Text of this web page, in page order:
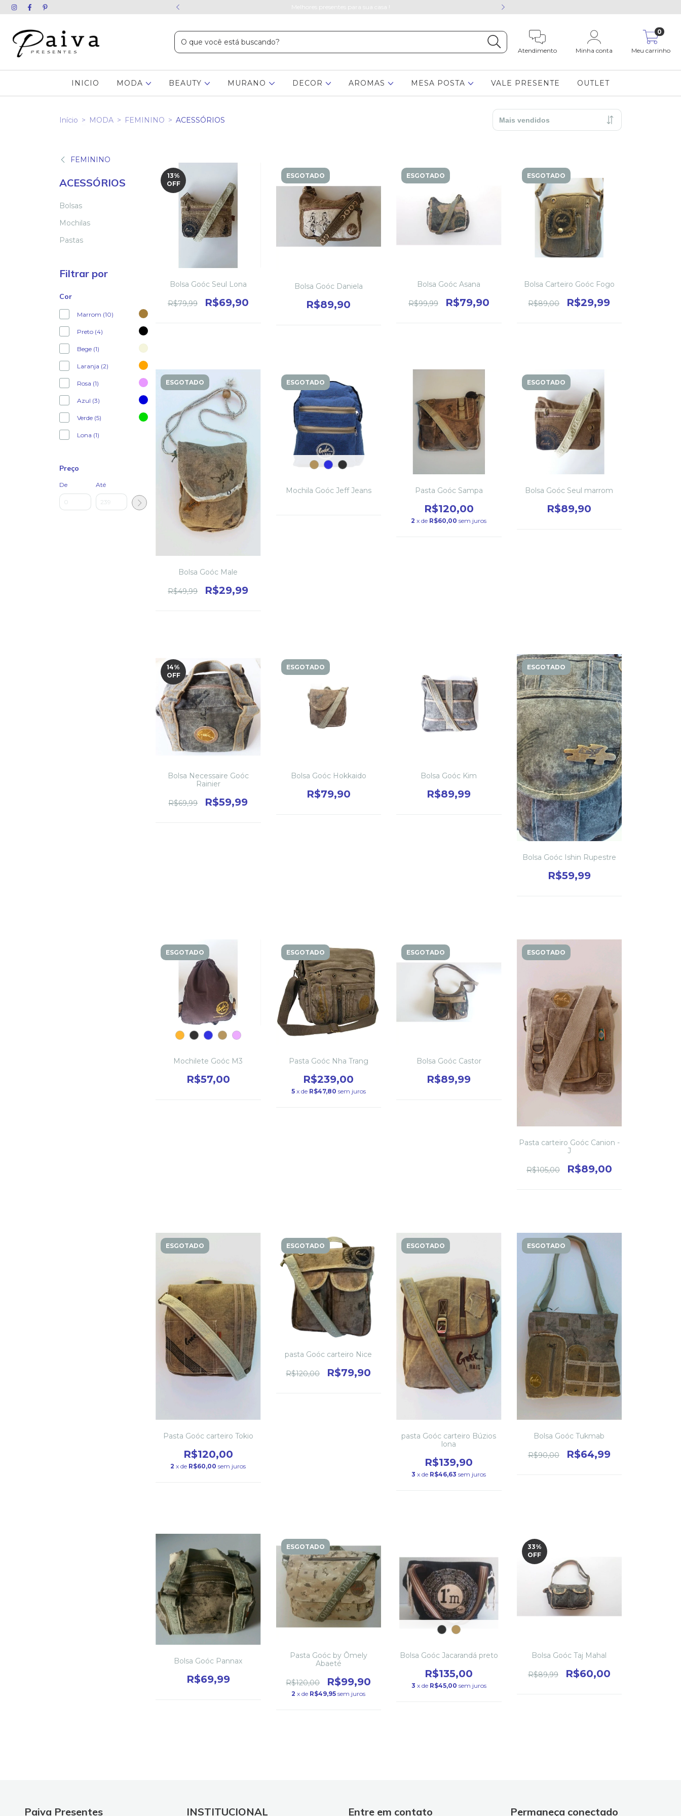
chame no WhatsApp Melhores presentes para sua casa !
Atendimento Minha conta Meu carrinho
0
INICIO MODA BEAUTY MURANO DECOR AROMAS MESA POSTA VALE PRESENTE OUTLET
Início > MODA > FEMININO > ACESSÓRIOS
FEMININO
ACESSÓRIOS
Bolsas
Mochilas
Pastas
Filtrar por
Cor
Marrom (10)
Preto (4)
Bege (1)
Laranja (2)
Rosa (1)
Azul (3)
Verde (5)
Lona (1)
Preço
De Até
13%
OFF
Bolsa Goóc Seul Lona
R$79,99 R$69,90
ESGOTADO
Bolsa Goóc Daniela
R$89,90
ESGOTADO
Bolsa Goóc Asana
R$99,99 R$79,90
ESGOTADO
Bolsa Carteiro Goóc Fogo
R$89,00 R$29,99
ESGOTADO
Bolsa Goóc Male
R$49,99 R$29,99
ESGOTADO
Mochila Goóc Jeff Jeans Pasta Goóc Sampa
R$120,00
2 x de R$60,00 sem juros
ESGOTADO
Bolsa Goóc Seul marrom
R$89,90
14%
OFF
Bolsa Necessaire Goóc
Rainier
R$69,99 R$59,99
ESGOTADO
Bolsa Goóc Hokkaido
R$79,90
Bolsa Goóc Kim
R$89,99
ESGOTADO
Bolsa Goóc Ishin Rupestre
R$59,99
ESGOTADO
Mochilete Goóc M3
R$57,00
ESGOTADO
Pasta Goóc Nha Trang
R$239,00
5 x de R$47,80 sem juros
ESGOTADO
Bolsa Goóc Castor
R$89,99
ESGOTADO
Pasta carteiro Goóc Canion -
J
R$105,00 R$89,00
ESGOTADO
Pasta Goóc carteiro Tokio
R$120,00
2 x de R$60,00 sem juros
ESGOTADO
pasta Goóc carteiro Nice
R$120,00 R$79,90
ESGOTADO
pasta Goóc carteiro Búzios
lona
R$139,90
3 x de R$46,63 sem juros
ESGOTADO
Bolsa Goóc Tukmab
R$90,00 R$64,99
Bolsa Goóc Pannax
R$69,99
ESGOTADO
Pasta Goóc by Ômely
Abaeté
R$120,00 R$99,90
2 x de R$49,95 sem juros
Bolsa Goóc Jacarandá preto
R$135,00
3 x de R$45,00 sem juros
33%
OFF
Bolsa Goóc Taj Mahal
R$89,99 R$60,00
Paiva Presentes INSTITUCIONAL Entre em contato Permaneça conectado